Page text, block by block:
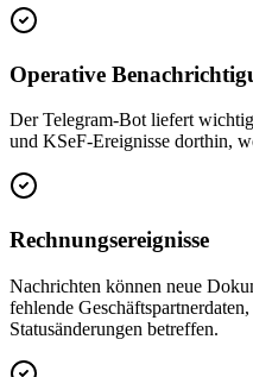
Operative
Der Telegram-Bot liefert
und KSeF-Ereignisse dorthin,
Rechnungsereignisse
Nachrichten können neue
fehlende
Statusänderungen betreffen.